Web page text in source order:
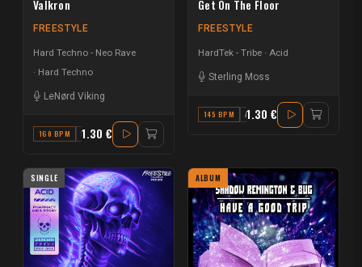
Valkron
FREESTYLE
Hard Techno - Neo Rave
Hard Techno
LeNørd Viking
160 BPM F# MAJOR
1.30 €
Get On The Floor
FREESTYLE
HardTek - Tribe Acid
Sterling Moss
145 BPM A#1.30 €
SINGLE ALBUM